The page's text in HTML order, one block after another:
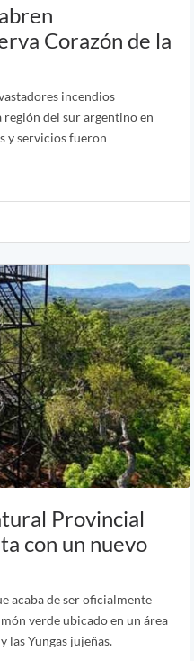
Corazón de la
incendios
región del sur argentino en
y servicios fueron
Provincial
con un nuevo
acaba de ser oficialmente
verde ubicado en un área
las Yungas jujeñas.